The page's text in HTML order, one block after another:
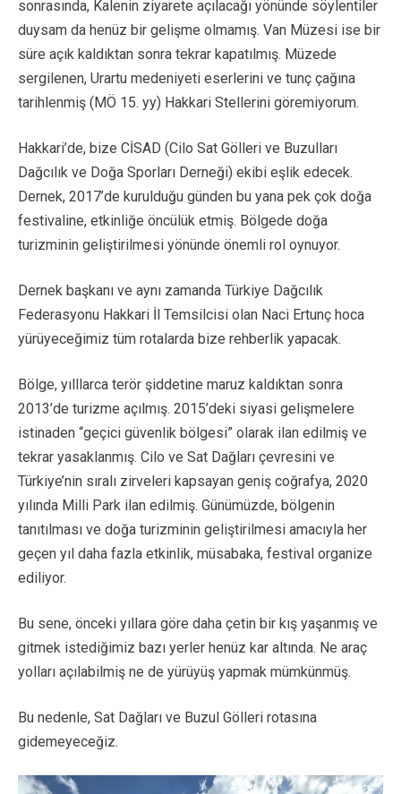
sonrasında, Kalenin ziyarete açılacağı yönünde söylentiler
duysam da henüz bir gelişme olmamış. Van Müzesi ise bir
süre açık kaldıktan sonra tekrar kapatılmış. Müzede
sergilenen, Urartu medeniyeti eserlerini ve tunç çağına
tarihlenmiş (MÖ 15. yy) Hakkari Stellerini göremiyorum.
Hakkari’de, bize CİSAD (Cilo Sat Gölleri ve Buzulları
Dağcılık ve Doğa Sporları Derneği) ekibi eşlik edecek.
Dernek, 2017’de kurulduğu günden bu yana pek çok doğa
festivaline, etkinliğe öncülük etmiş. Bölgede doğa
turizminin geliştirilmesi yönünde önemli rol oynuyor.
Dernek başkanı ve aynı zamanda Türkiye Dağcılık
Federasyonu Hakkari İl Temsilcisi olan Naci Ertunç hoca
yürüyeceğimiz tüm rotalarda bize rehberlik yapacak.
Bölge, yılllarca terör şiddetine maruz kaldıktan sonra
2013’de turizme açılmış. 2015’deki siyasi gelişmelere
istinaden “geçici güvenlik bölgesi” olarak ilan edilmiş ve
tekrar yasaklanmış. Cilo ve Sat Dağları çevresini ve
Türkiye’nin sıralı zirveleri kapsayan geniş coğrafya, 2020
yılında Milli Park ilan edilmiş. Günümüzde, bölgenin
tanıtılması ve doğa turizminin geliştirilmesi amacıyla her
geçen yıl daha fazla etkinlik, müsabaka, festival organize
ediliyor.
Bu sene, önceki yıllara göre daha çetin bir kış yaşanmış ve
gitmek istediğimiz bazı yerler henüz kar altında. Ne araç
yolları açılabilmiş ne de yürüyüş yapmak mümkünmüş.
Bu nedenle, Sat Dağları ve Buzul Gölleri rotasına
gidemeyeceğiz.